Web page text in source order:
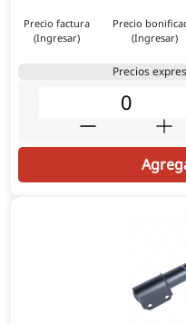
Precio factura
(Ingresar)
Precio
(Ingresar)
Precios